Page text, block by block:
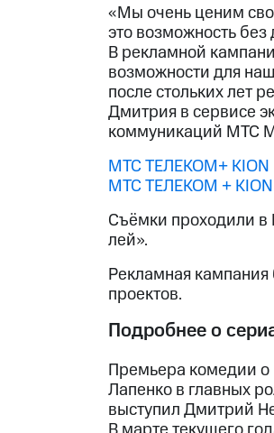
«Мы очень ценим
это возможность
В рекламной
возможности для
после стольких лет
Дмитрия в сервисе
коммуникаций МТС
MTC ТЕЛЕКОМ+ KION
MTC ТЕЛЕКОМ +
Съёмки проходили в
лей».
Рекламная
проектов.
Подробнее о
Премьера комедии
Лапенко в главных
выступил Дмитрий